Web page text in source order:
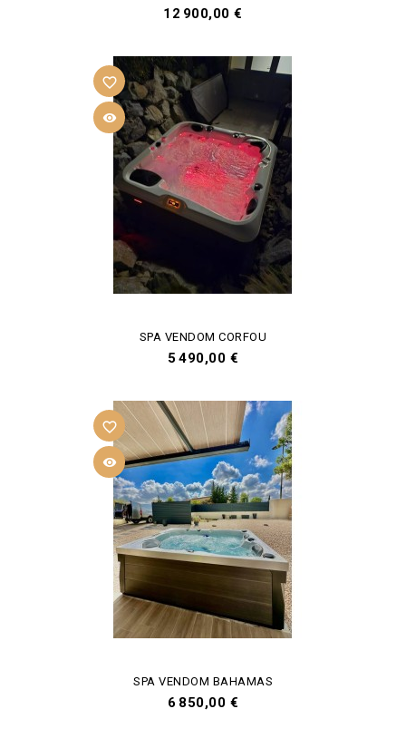
Prix
12 900,00 €

favorite_border
SPA VENDOM CORFOU
Prix
5 490,00 €

favorite_border
SPA VENDOM BAHAMAS
Prix
6 850,00 €